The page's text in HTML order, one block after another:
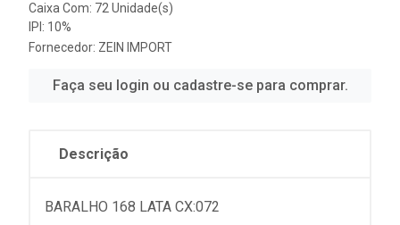
Caixa Com: 72 Unidade(s)
IPI: 10%
Fornecedor: ZEIN IMPORT
Faça seu login ou cadastre-se para comprar.
Descrição
BARALHO 168 LATA CX:072